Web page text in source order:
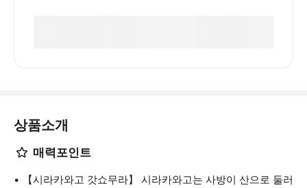
상품소개
매력포인트
【시라카와고 갓쇼무라】 시라카와고는 사방이 산으로 둘러